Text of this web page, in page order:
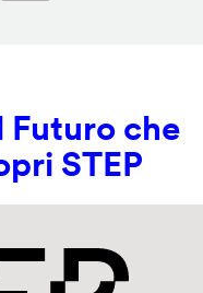
Futuro che
STEP